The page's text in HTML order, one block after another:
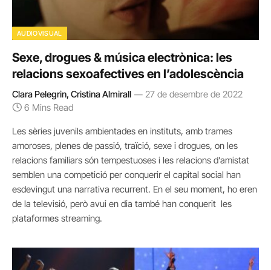
AUDIOVISUAL
Sexe, drogues & música electrònica: les
relacions sexoafectives en l’adolescència
Clara Pelegrin, Cristina Almirall
27 de desembre de 2022
6 Mins Read
Les sèries juvenils ambientades en instituts, amb trames
amoroses, plenes de passió, traïció, sexe i drogues, on les
relacions familiars són tempestuoses i les relacions d’amistat
semblen una competició per conquerir el capital social han
esdevingut una narrativa recurrent. En el seu moment, ho eren
de la televisió, però avui en dia també han conquerit les
plataformes streaming.